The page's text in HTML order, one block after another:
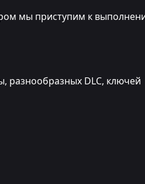
мы приступим к
разнообразных DLC, ключей